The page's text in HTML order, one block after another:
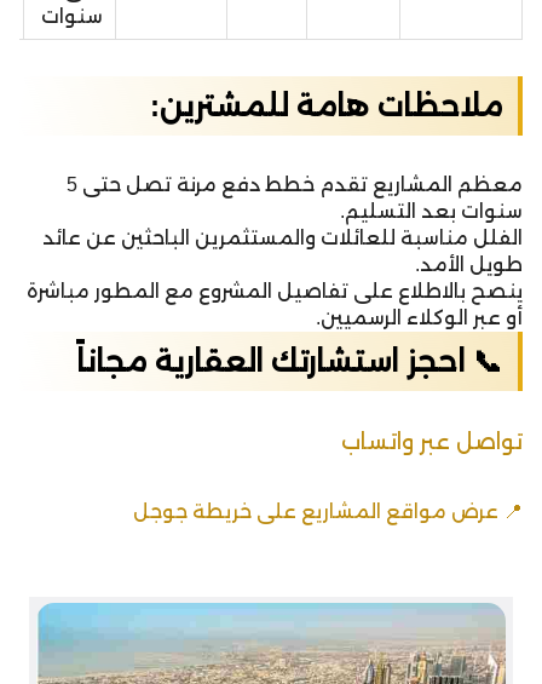
سنوات
ملاحظات هامة للمشترين:
معظم المشاريع تقدم خطط دفع مرنة تصل حتى 5
سنوات بعد التسليم.
الفلل مناسبة للعائلات والمستثمرين الباحثين عن عائد
طويل الأمد.
ينصح بالاطلاع على تفاصيل المشروع مع المطور مباشرة
أو عبر الوكلاء الرسميين.
📞 احجز استشارتك العقارية مجاناً
تواصل عبر واتساب
📍 عرض مواقع المشاريع على خريطة جوجل